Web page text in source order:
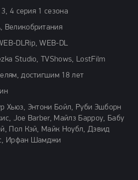
3, 4 серия 1 сезона
Великобритания
DLRip, WEB-DL
Studio, TVShows, LostFilm
достигшим 18 лет
Хьюз, Энтони Бойл, Руби Эшборн
Joe Barber, Майлз Барроу, Бабу
Пол Кэй, Майк Ноубл, Дэвид
Ирфан Шамджи